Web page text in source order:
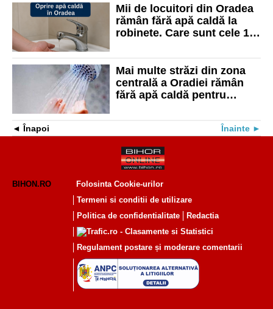
Mii de locuitori din Oradea
rămân fără apă caldă la
robinete. Care sunt cele 12
întrerupere
Mai multe străzi din zona
centrală a Oradiei rămân
fără apă caldă pentru
Înapoi Înainte
BIHON.RO
Folosinta Cookie-urilor
Termeni si conditii de utilizare
Politica de confidentialitate
Redactia
Regulament postare și moderare comentarii